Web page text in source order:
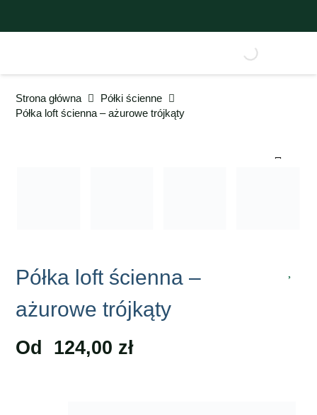
Strona główna
Półki ścienne
Półka loft ścienna – ażurowe trójkąty
Półka loft ścienna –
ażurowe trójkąty
Od 124,00 zł